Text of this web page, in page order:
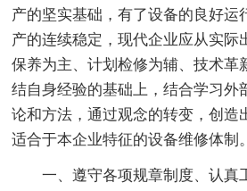
产的坚实基础，有了设备的良好运
产的连续稳定，现代企业应从实际
保养为主、计划检修为辅、技术革
结自身经验的基础上，结合学习外
论和方法，通过观念的转变，创造
适合于本企业特征的设备维修体制。
一、遵守各项规章制度、认真